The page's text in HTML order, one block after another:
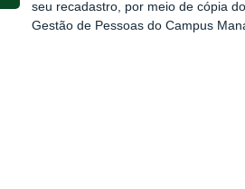
seu recadastro, por meio de cópia
Gestão de Pessoas do Campus